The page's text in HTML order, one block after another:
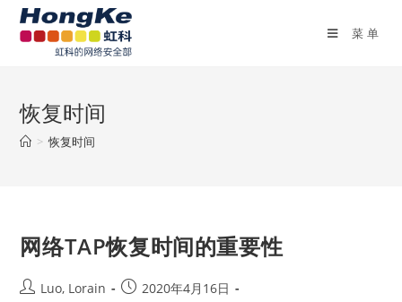
菜单
恢复时间
> 恢复时间
网络TAP恢复时间的重要性
Luo, Lorain
2020年4月16日